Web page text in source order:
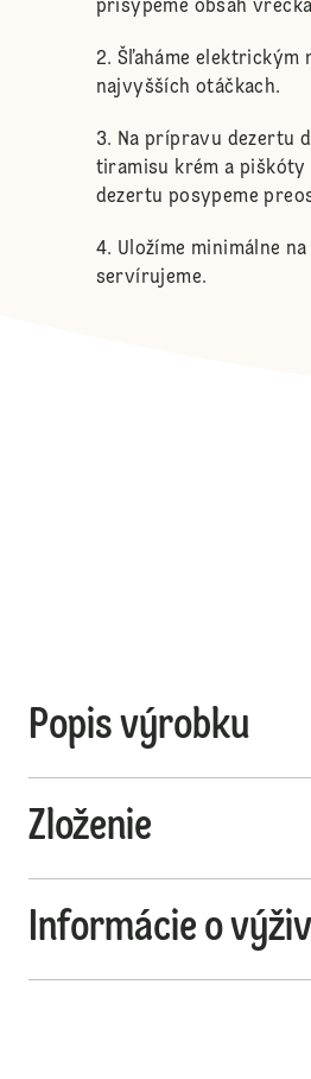
prisypeme obsah
Šľaháme elektrickým
najvyšších otáčkach.
Na prípravu dezertu
tiramisu krém a piškóty
dezertu posypeme
Uložíme minimálne
servírujeme.
Popis výrobku
Zloženie
Informácie o